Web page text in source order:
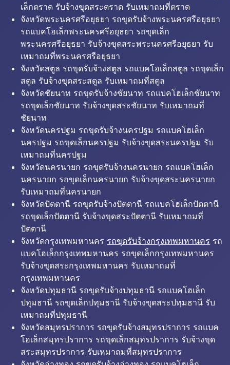
เล็กตราด รับจ้างขุดสระตราด รับเหมาถมที่ตราด
จังหวัดพระนครศรีอยุธยา รถขุดรับจ้างพระนครศรีอยุธยา
รถแบคโฮเล็กพระนครศรีอยุธยา รถขุดเล็ก
พระนครศรีอยุธยา รับจ้างขุดสระพระนครศรีอยุธยา รับ
เหมาถมที่พระนครศรีอยุธยา
จังหวัดสตูล รถขุดรับจ้างสตูล รถแบคโฮเล็กสตูล รถขุดเล็ก
สตูล รับจ้างขุดสระสตูล รับเหมาถมที่สตูล
จังหวัดชัยนาท รถขุดรับจ้างชัยนาท รถแบคโฮเล็กชัยนาท
รถขุดเล็กชัยนาท รับจ้างขุดสระชัยนาท รับเหมาถมที่
ชัยนาท
จังหวัดนครปฐม รถขุดรับจ้างนครปฐม รถแบคโฮเล็ก
นครปฐม รถขุดเล็กนครปฐม รับจ้างขุดสระนครปฐม รับ
เหมาถมที่นครปฐม
จังหวัดนครนายก รถขุดรับจ้างนครนายก รถแบคโฮเล็ก
นครนายก รถขุดเล็กนครนายก รับจ้างขุดสระนครนายก
รับเหมาถมที่นครนายก
จังหวัดปัตตานี รถขุดรับจ้างปัตตานี รถแบคโฮเล็กปัตตานี
รถขุดเล็กปัตตานี รับจ้างขุดสระปัตตานี รับเหมาถมที่
ปัตตานี
จังหวัดกรุงเทพมหานคร รถขุดรับจ้างกรุงเทพมหานคร รถ
แบคโฮเล็กกรุงเทพมหานคร รถขุดเล็กกรุงเทพมหานคร
รับจ้างขุดสระกรุงเทพมหานคร รับเหมาถมที่
กรุงเทพมหานคร
จังหวัดปทุมธานี รถขุดรับจ้างปทุมธานี รถแบคโฮเล็ก
ปทุมธานี รถขุดเล็กปทุมธานี รับจ้างขุดสระปทุมธานี รับ
เหมาถมที่ปทุมธานี
จังหวัดสมุทรปราการ รถขุดรับจ้างสมุทรปราการ รถแบค
โฮเล็กสมุทรปราการ รถขุดเล็กสมุทรปราการ รับจ้างขุด
สระสมุทรปราการ รับเหมาถมที่สมุทรปราการ